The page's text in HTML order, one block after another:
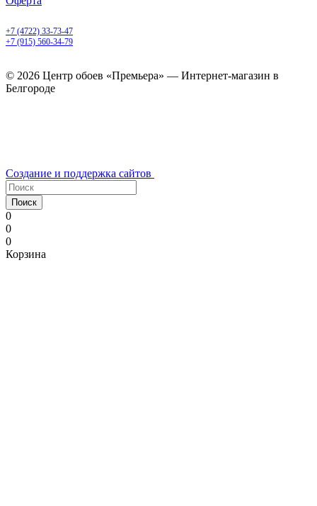
+7 (4722) 33-73-47
+7 (915) 560-34-79
© 2026 Центр обоев «Премьера» — Интернет-магазин в
Белгороде
Создание и поддержка сайтов
Поиск
0
0
0
Корзина